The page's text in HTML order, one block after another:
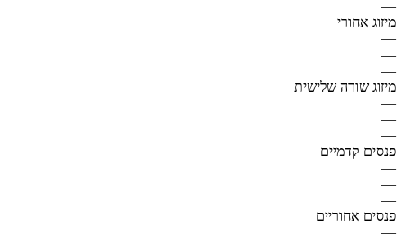
—
מיזוג אחורי
—
—
—
מיזוג שורה שלישית
—
—
—
פנסים קדמיים
—
—
—
פנסים אחוריים
—